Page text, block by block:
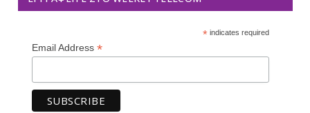
*indicates required
Email Address *